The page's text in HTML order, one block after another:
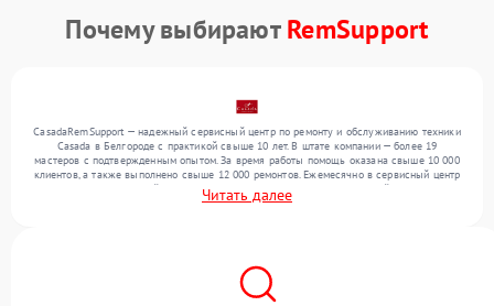
Почему выбираютRemSupport
CasadaRemSupport — надежный сервисный центр по ремонту и обслуживанию техники
Casada в Белгороде с практикой свыше 10 лет. В штате компании — более 19
мастеров с подтвержденным опытом. За время работы помощь оказана свыше 10 000
клиентов, а также выполнено свыше 12 000 ремонтов. Ежемесячно в сервисный центр
поступает от 300 устройств, включая , , . Мы устраняем поломки любой сложности и
обеспечиваем надежный результат благодаря квалификации мастеров.
Читать далее